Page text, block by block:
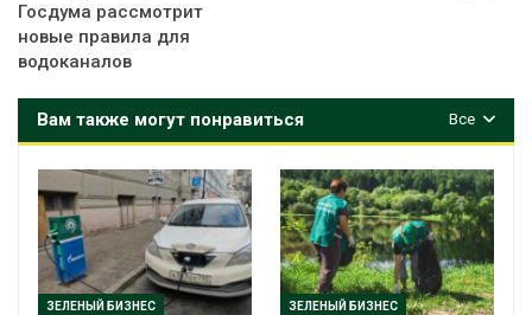
Госдума рассмотрит
новые правила для
водоканалов
Все
Вам также могут понравиться
ЗЕЛЕНЫЙ БИЗНЕС ЗЕЛЕНЫЙ БИЗНЕС